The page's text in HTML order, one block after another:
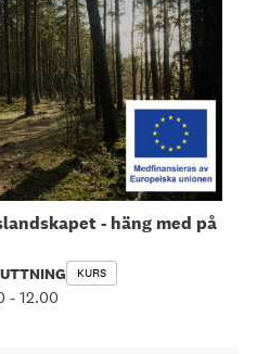
- häng med på
KURS
-12.00